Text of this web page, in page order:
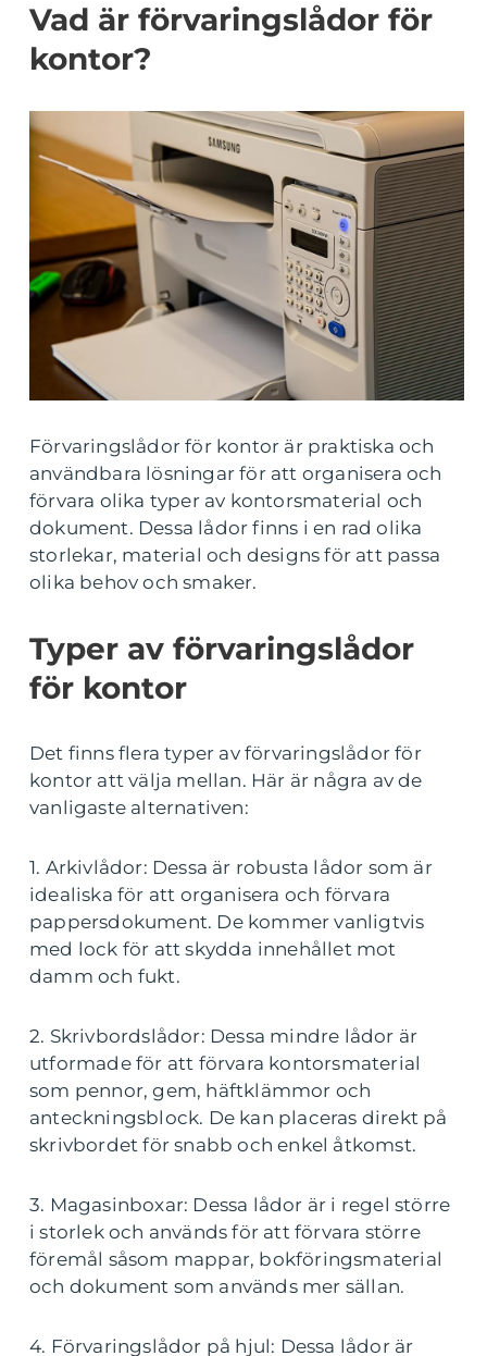
Vad är förvaringslådor för
kontor?
Förvaringslådor för kontor är praktiska och
användbara lösningar för att organisera och
förvara olika typer av kontorsmaterial och
dokument. Dessa lådor finns i en rad olika
storlekar, material och designs för att passa
olika behov och smaker.
Typer av förvaringslådor
för kontor
Det finns flera typer av förvaringslådor för
kontor att välja mellan. Här är några av de
vanligaste alternativen:
1. Arkivlådor: Dessa är robusta lådor som är
idealiska för att organisera och förvara
pappersdokument. De kommer vanligtvis
med lock för att skydda innehållet mot
damm och fukt.
2. Skrivbordslådor: Dessa mindre lådor är
utformade för att förvara kontorsmaterial
som pennor, gem, häftklämmor och
anteckningsblock. De kan placeras direkt på
skrivbordet för snabb och enkel åtkomst.
3. Magasinboxar: Dessa lådor är i regel större
i storlek och används för att förvara större
föremål såsom mappar, bokföringsmaterial
och dokument som används mer sällan.
4. Förvaringslådor på hjul: Dessa lådor är